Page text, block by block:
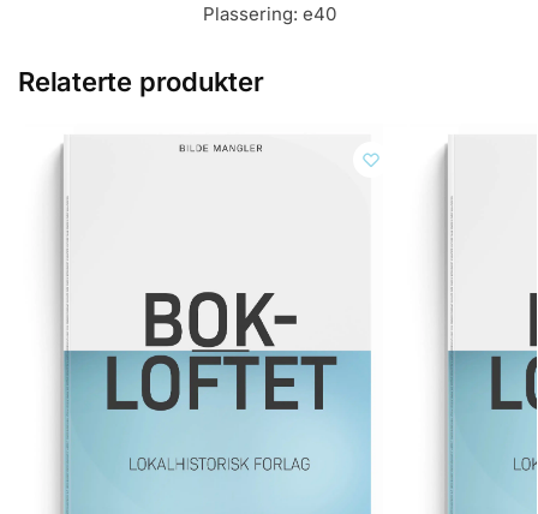
Plassering: e40
Relaterte produkter